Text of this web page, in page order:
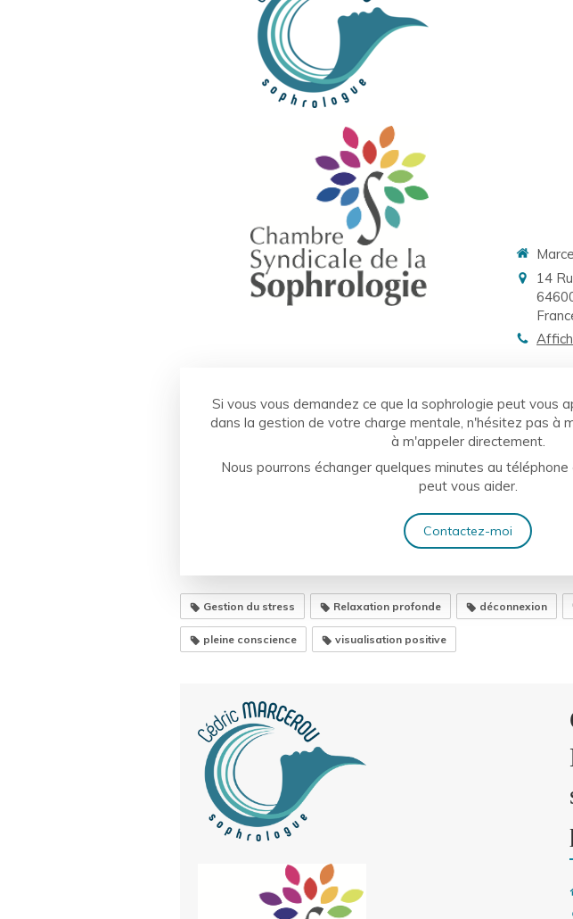
14
Si vous vous demandez ce que la sophrologie peut vous
dans la gestion de votre charge mentale, n'hésitez pas à
à m'appeler directement.
Nous pourrons échanger quelques minutes au
peut vous aider.
Contactez-moi
Gestion du stress Relaxation profonde déconnexion
pleine conscience visualisation positive